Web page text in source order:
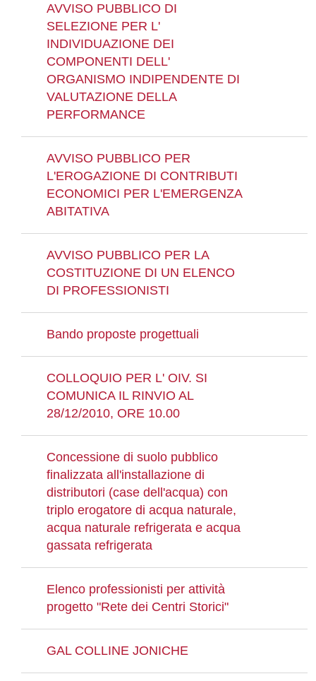
AVVISO PUBBLICO DI
SELEZIONE PER L'
INDIVIDUAZIONE DEI
COMPONENTI DELL'
ORGANISMO INDIPENDENTE DI
VALUTAZIONE DELLA
PERFORMANCE
AVVISO PUBBLICO PER
L'EROGAZIONE DI CONTRIBUTI
ECONOMICI PER L'EMERGENZA
ABITATIVA
AVVISO PUBBLICO PER LA
COSTITUZIONE DI UN ELENCO
DI PROFESSIONISTI
Bando proposte progettuali
COLLOQUIO PER L' OIV. SI
COMUNICA IL RINVIO AL
28/12/2010, ORE 10.00
Concessione di suolo pubblico
finalizzata all'installazione di
distributori (case dell'acqua) con
triplo erogatore di acqua naturale,
acqua naturale refrigerata e acqua
gassata refrigerata
Elenco professionisti per attività
progetto "Rete dei Centri Storici"
GAL COLLINE JONICHE